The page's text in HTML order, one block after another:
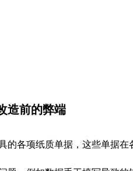
造前的弊端
的各项纸质单据，这些单据